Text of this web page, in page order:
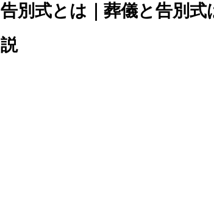
告別式とは｜葬儀と告別
説